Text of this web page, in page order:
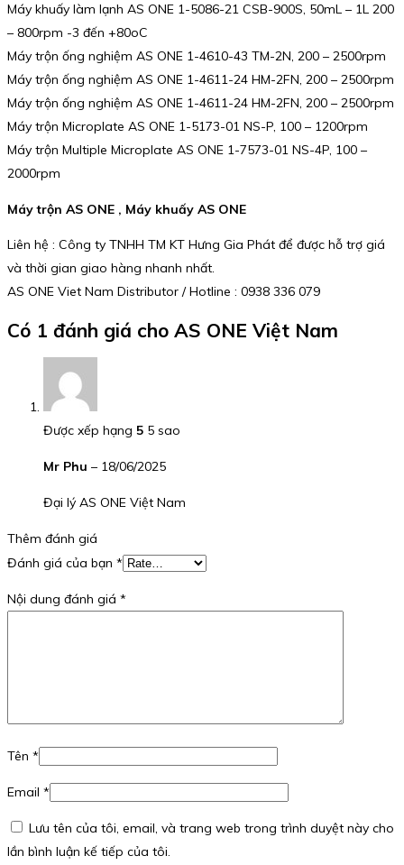
Máy khuấy làm lạnh AS ONE 1-5086-21 CSB-900S, 50mL – 1L 200
– 800rpm -3 đến +80oC
Máy trộn ống nghiệm AS ONE 1-4610-43 TM-2N, 200 – 2500rpm
Máy trộn ống nghiệm AS ONE 1-4611-24 HM-2FN, 200 – 2500rpm
Máy trộn ống nghiệm AS ONE 1-4611-24 HM-2FN, 200 – 2500rpm
Máy trộn Microplate AS ONE 1-5173-01 NS-P, 100 – 1200rpm
Máy trộn Multiple Microplate AS ONE 1-7573-01 NS-4P, 100 –
2000rpm
Máy trộn AS ONE , Máy khuấy AS ONE
Liên hệ : Công ty TNHH TM KT Hưng Gia Phát để được hỗ trợ giá
và thời gian giao hàng nhanh nhất.
AS ONE Viet Nam Distributor / Hotline : 0938 336 079
Có 1 đánh giá cho AS ONE Việt Nam
Được xếp hạng 5 5 sao
Mr Phu – 18/06/2025
Đại lý AS ONE Việt Nam
Thêm đánh giá
Đánh giá của bạn *
Nội dung đánh giá *
Tên *
Email *
Lưu tên của tôi, email, và trang web trong trình duyệt này cho
lần bình luận kế tiếp của tôi.